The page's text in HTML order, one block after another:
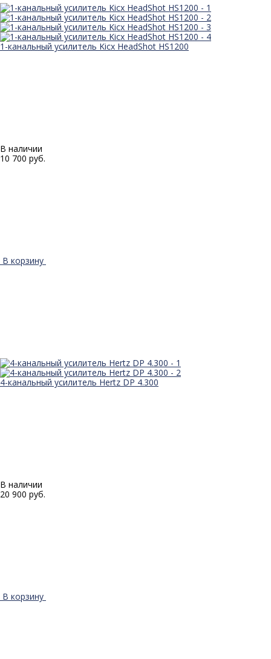
1-канальный усилитель Kicx HeadShot HS1200
В наличии
10 700 руб.
В корзину
4-канальный усилитель Hertz DP 4.300
В наличии
20 900 руб.
В корзину